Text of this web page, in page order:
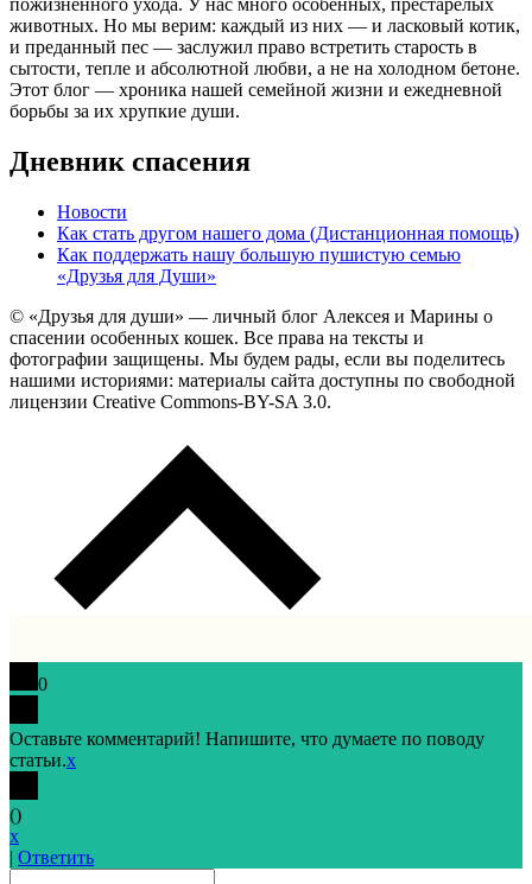
пожизненного ухода. У нас много особенных, престарелых
животных. Но мы верим: каждый из них — и ласковый котик,
и преданный пес — заслужил право встретить старость в
сытости, тепле и абсолютной любви, а не на холодном бетоне.
Этот блог — хроника нашей семейной жизни и ежедневной
борьбы за их хрупкие души.
Дневник спасения
Новости
Как стать другом нашего дома (Дистанционная помощь)
Как поддержать нашу большую пушистую семью
«Друзья для Души»
© «Друзья для души» — личный блог Алексея и Марины о
спасении особенных кошек. Все права на тексты и
фотографии защищены. Мы будем рады, если вы поделитесь
нашими историями: материалы сайта доступны по свободной
лицензии Creative Commons-BY-SA 3.0.
0
Оставьте комментарий! Напишите, что думаете по поводу
статьи.x
()
x
| Ответить